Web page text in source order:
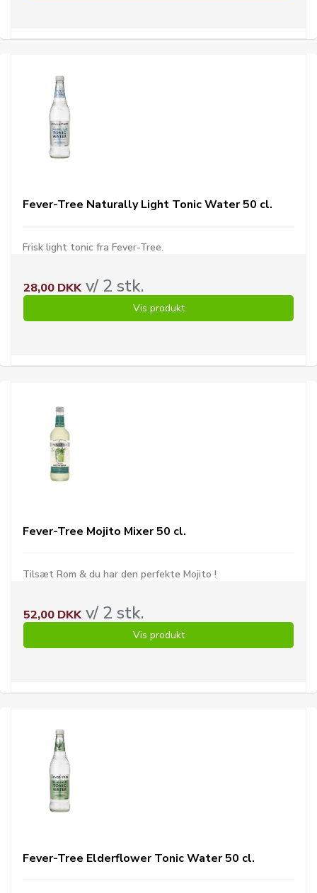
Fever-Tree Naturally Light Tonic Water 50 cl.
Frisk light tonic fra Fever-Tree.
28,00 DKKv/ 2 stk.
Vis produkt
Fever-Tree Mojito Mixer 50 cl.
Tilsæt Rom & du har den perfekte Mojito !
52,00 DKKv/ 2 stk.
Vis produkt
Fever-Tree Elderflower Tonic Water 50 cl.